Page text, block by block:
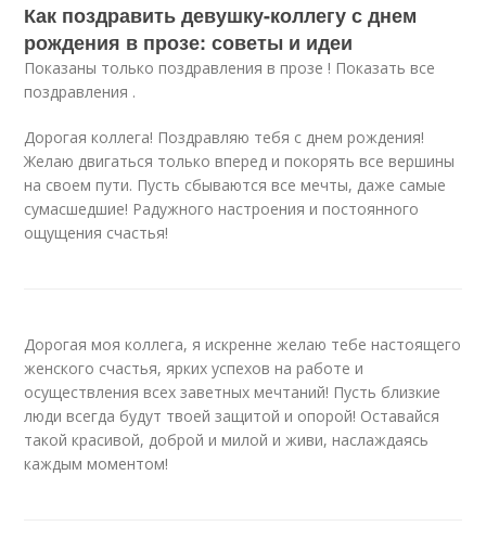
Как поздравить девушку-коллегу с днем
рождения в прозе: советы и идеи
Показаны только поздравления в прозе ! Показать все
поздравления .
Дорогая коллега! Поздравляю тебя с днем рождения!
Желаю двигаться только вперед и покорять все вершины
на своем пути. Пусть сбываются все мечты, даже самые
сумасшедшие! Радужного настроения и постоянного
ощущения счастья!
Дорогая моя коллега, я искренне желаю тебе настоящего
женского счастья, ярких успехов на работе и
осуществления всех заветных мечтаний! Пусть близкие
люди всегда будут твоей защитой и опорой! Оставайся
такой красивой, доброй и милой и живи, наслаждаясь
каждым моментом!